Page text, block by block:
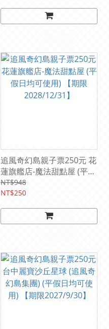
追風奇幻島親子票250元 花
蓮旗艦店-魔法甜點屋 (平假
日均可使用) 【期限
2028/12/31】
NT$948
NT$250